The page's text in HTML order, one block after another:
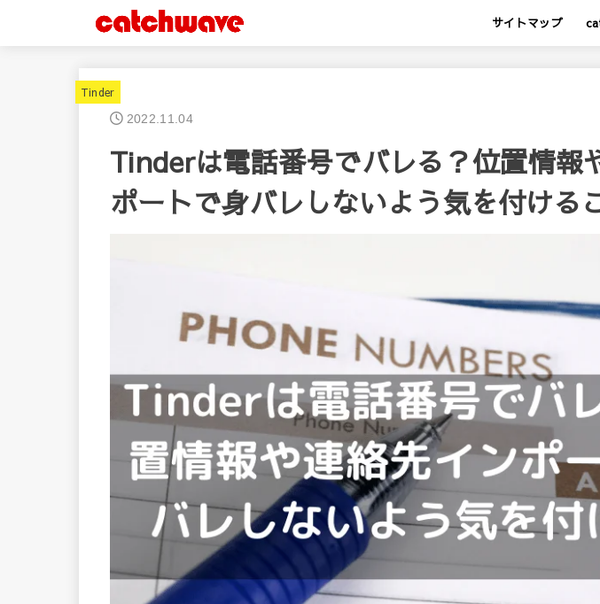
サイトマップ
Tinder
2022.11.04
Tinderは電話番号でバレる？位置情報
ポートで身バレしないよう気を付ける